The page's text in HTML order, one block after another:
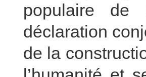
populaire de
déclaration
de la